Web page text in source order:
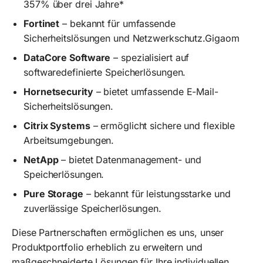
357% über drei Jahre*
Fortinet – bekannt für umfassende
Sicherheitslösungen und Netzwerkschutz.​Gigaom
DataCore Software – spezialisiert auf
softwaredefinierte Speicherlösungen.​
Hornetsecurity– bietet umfassende E-Mail-
Sicherheitslösungen.​
Citrix Systems– ermöglicht sichere und flexible
Arbeitsumgebungen.​
NetApp– bietet Datenmanagement- und
Speicherlösungen.​
Pure Storage – bekannt für leistungsstarke und
zuverlässige Speicherlösungen.​
Diese Partnerschaften ermöglichen es uns, unser
Produktportfolio erheblich zu erweitern und